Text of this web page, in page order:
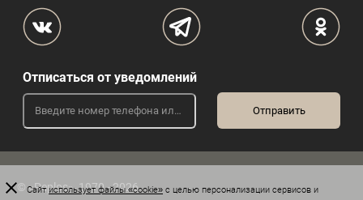
Отписаться от уведомлений
© «Peplos», 1970 - 2026
Сайтиспользует файлы «cookie» с целью персонализации сервисов и